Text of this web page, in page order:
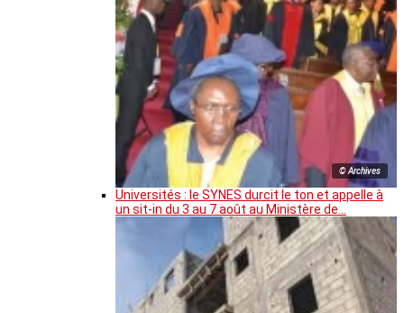
© Archives
Universités : le SYNES durcit le ton et appelle à
un sit-in du 3 au 7 août au Ministère de…